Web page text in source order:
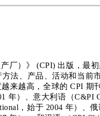
厂）》 (CPI) 出版，最
法、产品、活动和当前
来越高，全球的 CPI 期
年）、意大利语（C&PI
，始于 2004 年）、